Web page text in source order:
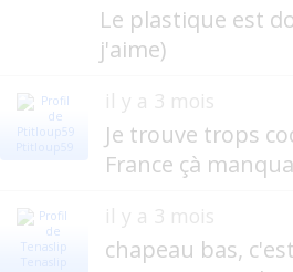
Le plastique est
j'aime)
Ptitloup59
il y a 3 mois
Je trouve trops
France çà
Tenaslip
il y a 3 mois
chapeau bas,